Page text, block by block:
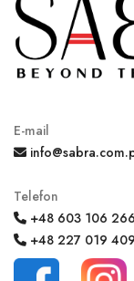
Waluty
E-mail
Telefon
+48 603 106 266
+48 227 019 409